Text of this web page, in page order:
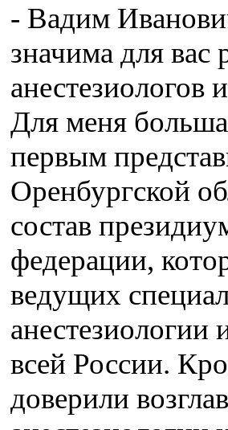
- Вадим
значима для вас
анестезиологов
Для меня
первым
Оренбургской
состав
федерации,
ведущих
анестезиологии
всей России.
доверили